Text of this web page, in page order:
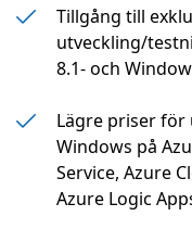
Tillgång till
utveckling/
8.1- och
Lägre priser
Windows på
Service, Azure
Azure Logic